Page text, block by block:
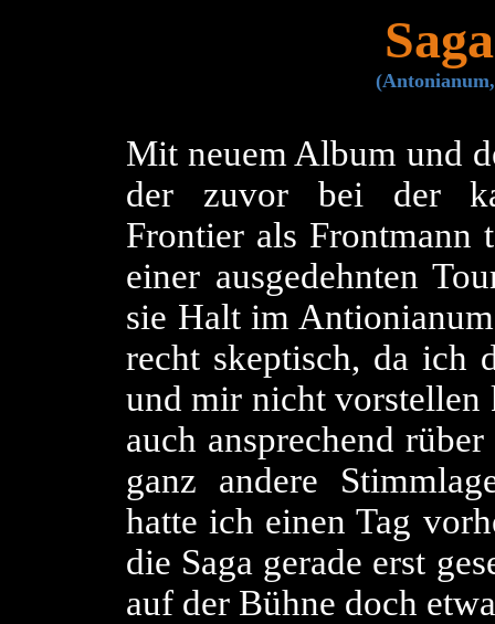
(Antonianum,
Mit neuem Album und
der zuvor bei der
Frontier als Frontmann
einer ausgedehnten
sie Halt im
recht skeptisch, da ich
und mir nicht vorstellen
auch ansprechend
ganz andere
hatte ich einen Tag
die Saga gerade erst
auf der Bühne doch